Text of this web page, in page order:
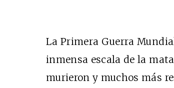
La Primera Guerra
inmensa escala de la
murieron y muchos más